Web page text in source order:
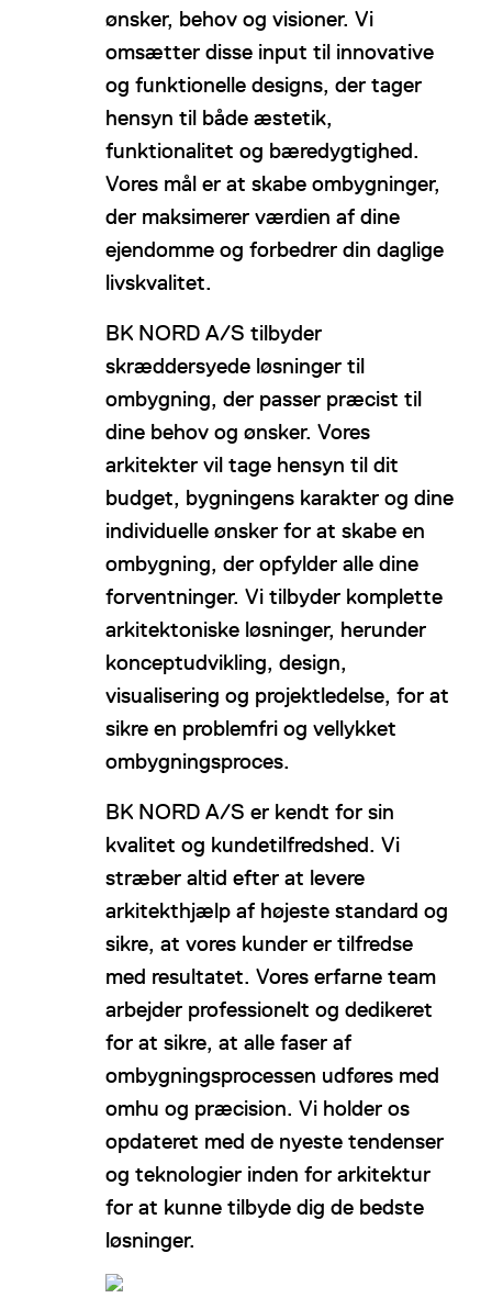
ønsker, behov og visioner. Vi
omsætter disse input til innovative
og funktionelle designs, der tager
hensyn til både æstetik,
funktionalitet og bæredygtighed.
Vores mål er at skabe ombygninger,
der maksimerer værdien af dine
ejendomme og forbedrer din daglige
livskvalitet.
BK NORD A/S tilbyder
skræddersyede løsninger til
ombygning, der passer præcist til
dine behov og ønsker. Vores
arkitekter vil tage hensyn til dit
budget, bygningens karakter og dine
individuelle ønsker for at skabe en
ombygning, der opfylder alle dine
forventninger. Vi tilbyder komplette
arkitektoniske løsninger, herunder
konceptudvikling, design,
visualisering og projektledelse, for at
sikre en problemfri og vellykket
ombygningsproces.
BK NORD A/S er kendt for sin
kvalitet og kundetilfredshed. Vi
stræber altid efter at levere
arkitekthjælp af højeste standard og
sikre, at vores kunder er tilfredse
med resultatet. Vores erfarne team
arbejder professionelt og dedikeret
for at sikre, at alle faser af
ombygningsprocessen udføres med
omhu og præcision. Vi holder os
opdateret med de nyeste tendenser
og teknologier inden for arkitektur
for at kunne tilbyde dig de bedste
løsninger.